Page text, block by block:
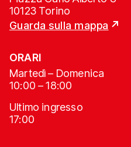
10123 Torino
Guarda sulla mappa
ORARI
Martedì – Domenica
10:00 – 18:00
Ultimo ingresso
17:00